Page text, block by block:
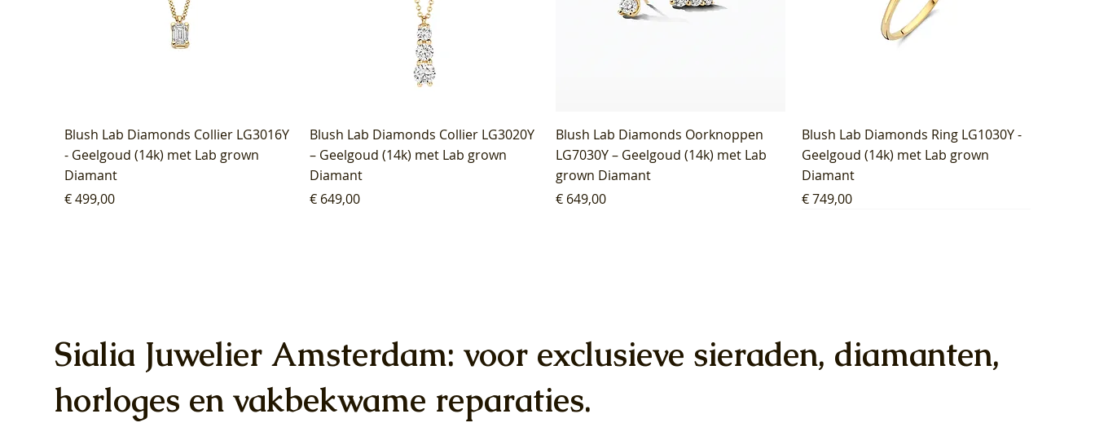
Blush Lab Diamonds Collier LG3016Y
- Geelgoud (14k) met Lab grown
Diamant
Prijs
€ 499,00
Blush Lab Diamonds Collier LG3020Y
– Geelgoud (14k) met Lab grown
Diamant
Prijs
€ 649,00
Blush Lab Diamonds Oorknoppen
LG7030Y – Geelgoud (14k) met Lab
grown Diamant
Prijs
€ 649,00
Blush Lab Diamonds Ring LG1030Y -
Geelgoud (14k) met Lab grown
Diamant
Prijs
€ 749,00
Sialia Juwelier Amsterdam: voor exclusieve sieraden, diamanten,
horloges en vakbekwame reparaties.